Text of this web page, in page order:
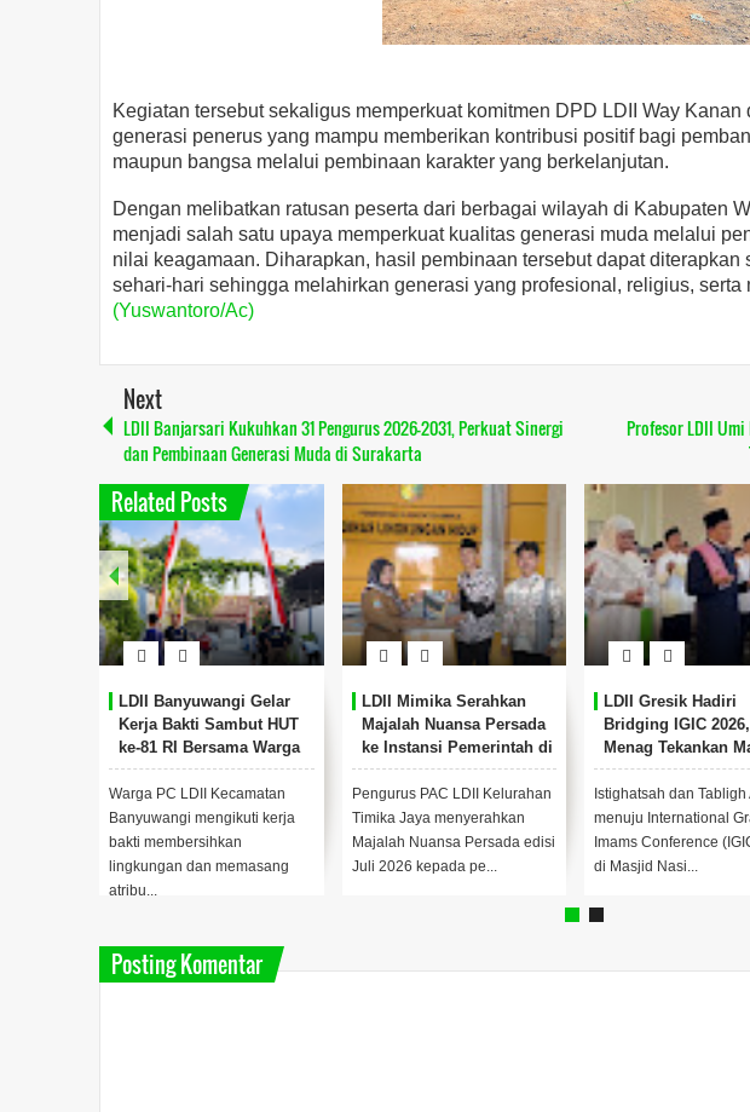
Kegiatan tersebut sekaligus memperkuat komitmen DPD LDII Way
generasi penerus yang mampu memberikan kontribusi positif bagi
maupun bangsa melalui pembinaan karakter yang berkelanjutan.
Dengan melibatkan ratusan peserta dari berbagai wilayah di Kabupaten
menjadi salah satu upaya memperkuat kualitas generasi muda melalui
nilai keagamaan. Diharapkan, hasil pembinaan tersebut dapat diterapkan
sehari-hari sehingga melahirkan generasi yang profesional, religius, serta
(Yuswantoro/Ac)
Next
LDII Banjarsari Kukuhkan 31 Pengurus 2026–2031, Perkuat Sinergi
dan Pembinaan Generasi Muda di Surakarta
Profesor LDII
Related Posts
LDII Banyuwangi Gelar
Kerja Bakti Sambut HUT
ke-81 RI Bersama Warga
Warga PC LDII Kecamatan
Banyuwangi mengikuti kerja
bakti membersihkan
lingkungan dan memasang
atribu...
LDII Mimika Serahkan
Majalah Nuansa Persada
ke Instansi Pemerintah di
Timika
Pengurus PAC LDII Kelurahan
Timika Jaya menyerahkan
Majalah Nuansa Persada edisi
Juli 2026 kepada pe...
LDII Gresik Hadiri
Bridging IGIC 2026,
Menag Tekankan
sebagai Pusat
Pemberdayaan
Istighatsah dan Tabligh
menuju International
Imams Conference
di Masjid Nasi...
Posting Komentar